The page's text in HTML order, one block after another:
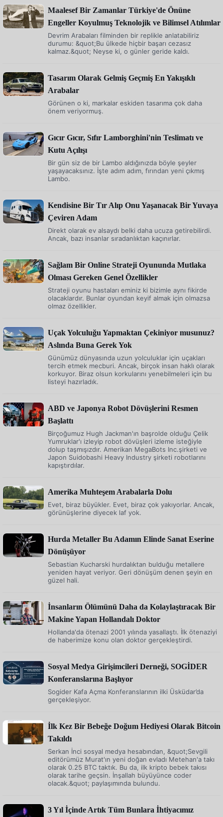
Maalesef Bir Zamanlar Türkiye'de Önüne
Engeller Koyulmuş Teknolojik ve Bilimsel Atılımlar
Devrim Arabaları filminden bir replikle anlatabiliriz
durumu: &quot;Bu ülkede hiçbir başarı cezasız
kalmaz.&quot; Neyse ki, o günler geride kaldı.
Tasarım Olarak Gelmiş Geçmiş En Yakışıklı
Arabalar
Görünen o ki, markalar eskiden tasarıma çok daha
önem veriyormuş.
Gıcır Gıcır, Sıfır Lamborghini'nin Teslimatı ve
Kutu Açılışı
Bir gün siz de bir Lambo aldığınızda böyle şeyler
yaşayacaksınız. İşte adım adım, fırından yeni çıkmış
Lambo.
Kendisine Bir Tır Alıp Onu Yaşanacak Bir Yuvaya
Çeviren Adam
Direkt olarak ev alsaydı belki daha ucuza getirebilirdi.
Ancak, bazı insanlar sıradanlıktan kaçınırlar.
Sağlam Bir Online Strateji Oyununda Mutlaka
Olması Gereken Genel Özellikler
Strateji oyunu hastaları eminiz ki bizimle aynı fikirde
olacaklardır. Bunlar oyundan keyif almak için olmazsa
olmaz özellikler.
Uçak Yolculuğu Yapmaktan Çekiniyor musunuz?
Aslında Buna Gerek Yok
Günümüz dünyasında uzun yolculuklar için uçakları
tercih etmek mecburi. Ancak, birçok insan haklı olarak
korkuyor. Biraz olsun korkularını yenebilmeleri için bu
listeyi hazırladık.
ABD ve Japonya Robot Dövüşlerini Resmen
Başlattı
Birçoğumuz Hugh Jackman'ın başrolde olduğu Çelik
Yumruklar'ı izleyip robot dövüşleri izleme isteğiyle
dolup taşmışızdır. Amerikan MegaBots Inc.şirketi ve
Japon Suidobashi Heavy Industry şirketi robotlarını
kapıştırdılar.
Amerika Muhteşem Arabalarla Dolu
Evet, biraz büyükler. Evet, biraz çok yakıyorlar. Ancak,
görünüşlerine diyecek laf yok.
Hurda Metaller Bu Adamın Elinde Sanat Eserine
Dönüşüyor
Sebastian Kucharski hurdalıktan bulduğu metallere
yeniden hayat veriyor. Geri dönüşüm denen şeyin en
güzel hali.
İnsanların Ölümünü Daha da Kolaylaştıracak Bir
Makine Yapan Hollandalı Doktor
Hollanda'da ötenazi 2001 yılında yasallaştı. İlk ötenaziyi
de haberimize konu olan doktor gerçekleştirdi.
Sosyal Medya Girişimcileri Derneği, SOGİDER
Konferanslarına Başlıyor
Sogider Kafa Açma Konferanslarının ilki Üsküdar’da
gerçekleşiyor.
İlk Kez Bir Bebeğe Doğum Hediyesi Olarak Bitcoin
Takıldı
Serkan İnci sosyal medya hesabından, &quot;Sevgili
editörümüz Murat'ın yeni doğan evladı Metehan'a takı
olarak 0.25 BTC taktık. Bu da, ilk kripto bebek takısı
olarak tarihe geçsin. İnşallah büyüyünce coder
olacak.&quot; paylaşımında bulundu.
3 Yıl İçinde Artık Tüm Bunlara İhtiyacımız